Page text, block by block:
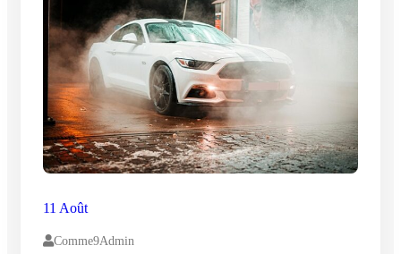
11 Août
Comme9Admin